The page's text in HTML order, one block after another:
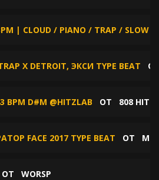
| CLOUD / PIANO / TRAP / SLOW /
X DETROIT, ЭКСИ TYPE BEAT
BPM D#M @HITZLAB ОТ 808 HITZ
FACE 2017 TYPE BEAT ОТ
ОТ WORSP